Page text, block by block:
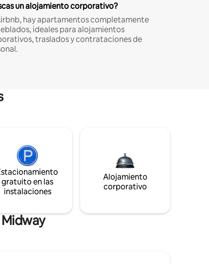
un alojamiento corporativo?
hay apartamentos completamente
ideales para alojamientos
traslados y contrataciones de
gratuito en las
instalaciones
Alojamiento
corporativo